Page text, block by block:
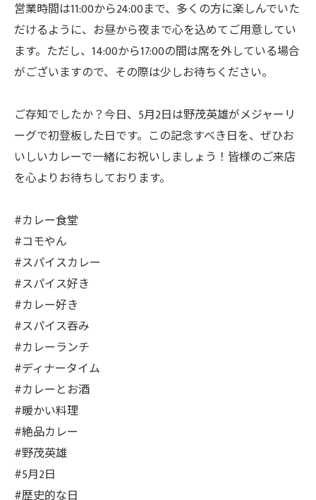
営業時間は11:00から24:00まで、多くの方に楽しんでいた
だけるように、お昼から夜まで心を込めてご用意してい
ます。ただし、14:00から17:00の間は席を外している場合
がございますので、その際は少しお待ちください。
ご存知でしたか？今日、5月2日は野茂英雄がメジャーリ
ーグで初登板した日です。この記念すべき日を、ぜひお
いしいカレーで一緒にお祝いしましょう！皆様のご来店
を心よりお待ちしております。
#カレー食堂
#コモやん
#スパイスカレー
#スパイス好き
#カレー好き
#スパイス吞み
#カレーランチ
#ディナータイム
#カレーとお酒
#暖かい料理
#絶品カレー
#野茂英雄
#5月2日
#歴史的な日